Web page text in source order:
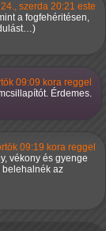
szerda 20:21 este
a fogfehéritésen,
09:09 kora reggel
Érdemes.
09:19 kora reggel
vékony és gyenge
belehalnék az